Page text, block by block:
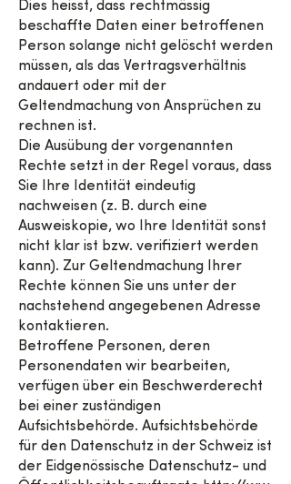
Dies heisst, dass rechtmässig
beschaffte Daten einer betroffenen
Person solange nicht gelöscht werden
müssen, als das Vertragsverhältnis
andauert oder mit der
Geltendmachung von Ansprüchen zu
rechnen ist.
Die Ausübung der vorgenannten
Rechte setzt in der Regel voraus, dass
Sie Ihre Identität eindeutig
nachweisen (z. B. durch eine
Ausweiskopie, wo Ihre Identität sonst
nicht klar ist bzw. verifiziert werden
kann). Zur Geltendmachung Ihrer
Rechte können Sie uns unter der
nachstehend angegebenen Adresse
kontaktieren.
Betroffene Personen, deren
Personendaten wir bearbeiten,
verfügen über ein Beschwerderecht
bei einer zuständigen
Aufsichtsbehörde. Aufsichtsbehörde
für den Datenschutz in der Schweiz ist
der Eidgenössische Datenschutz- und